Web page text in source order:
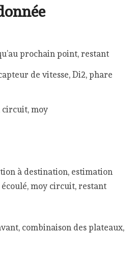
prochain point, restant
de vitesse, Di2, phare
circuit, moy
à destination, estimation
moy circuit, restant
combinaison des plateaux,